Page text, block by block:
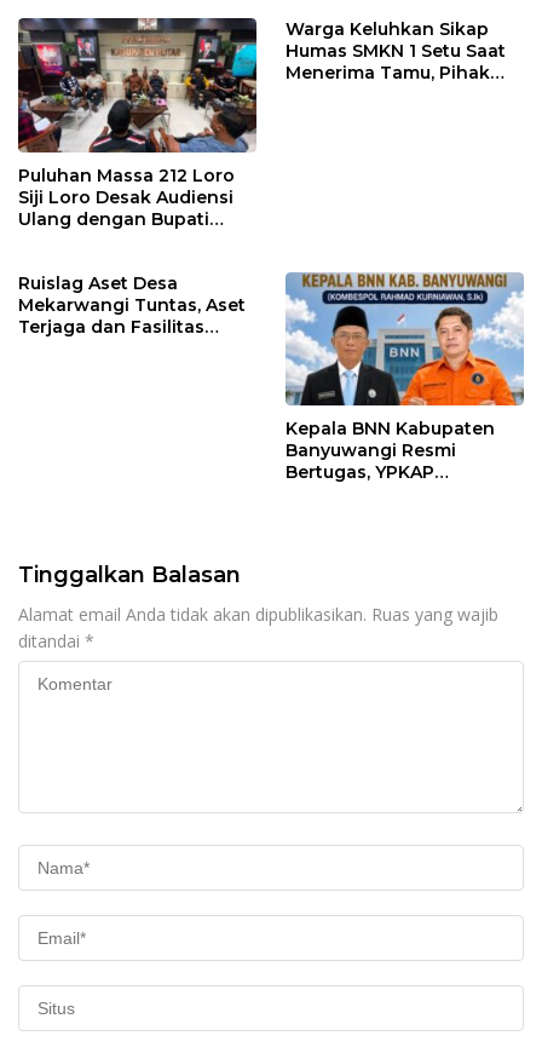
Puluhan Massa 212 Loro
Siji Loro Desak Audiensi
Ulang dengan Bupati
Pasir
Warga Keluhkan Sikap
Humas SMKN 1 Setu Saat
Menerima Tamu, Pihak
Ruislag Aset Desa
Mekarwangi Tuntas, Aset
Terjaga dan Fasilitas
Kepala BNN Kabupaten
Banyuwangi Resmi
Bertugas, YPKAP
Tinggalkan Balasan
Alamat email Anda tidak akan dipublikasikan. Ruas yang wajib
ditandai *